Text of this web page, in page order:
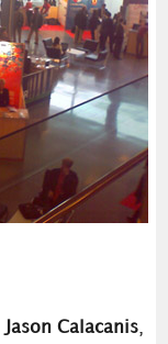
Jason Calacanis,